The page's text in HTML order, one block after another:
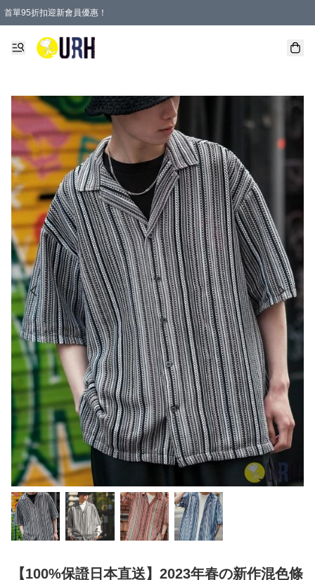
首單95折扣迎新會員優惠！
特選會員可享全單低至 95 折優惠！
單一訂單滿HKD600(澳門HKD800)包郵寄順豐送到家。
【100%保證日本直送】2023年春の新作混色條